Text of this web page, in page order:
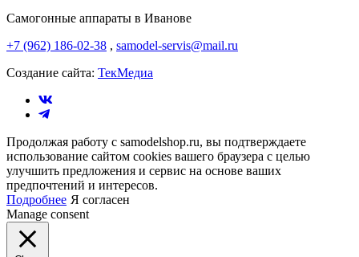
Самогонные аппараты в Иванове
+7 (962) 186-02-38 , samodel-servis@mail.ru
Создание сайта: ТекМедиа
Продолжая работу с samodelshop.ru, вы подтверждаете
использование сайтом cookies вашего браузера с целью
улучшить предложения и сервис на основе ваших
предпочтений и интересов.
Подробнее Я согласен
Manage consent